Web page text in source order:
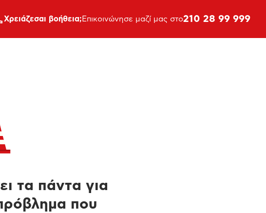
Xρειάζεσαι βοήθεια; Επικοινώνησε μαζί μας στο210 28 99 999
τα πάντα για
που